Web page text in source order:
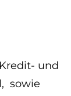
und
sowie